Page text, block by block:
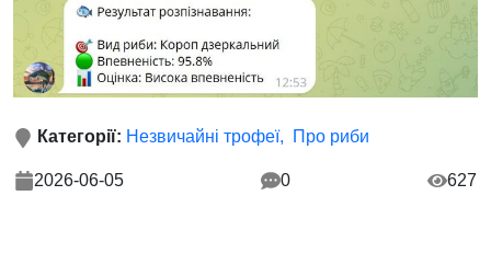
Категорії: Незвичайні трофеї Про риби
2026-06-05 0 627